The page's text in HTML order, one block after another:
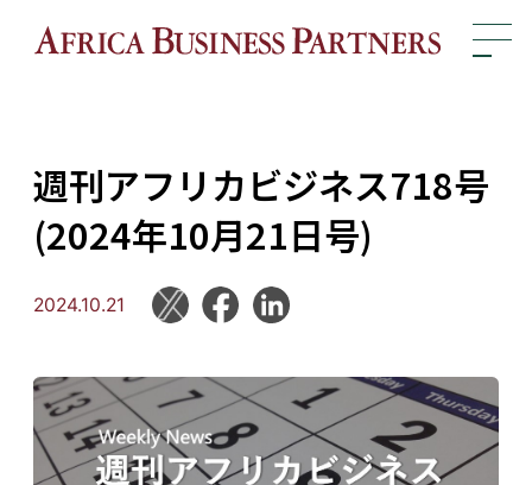
週刊アフリカビジネス718号
(2024年10月21日号)
2024.10.21